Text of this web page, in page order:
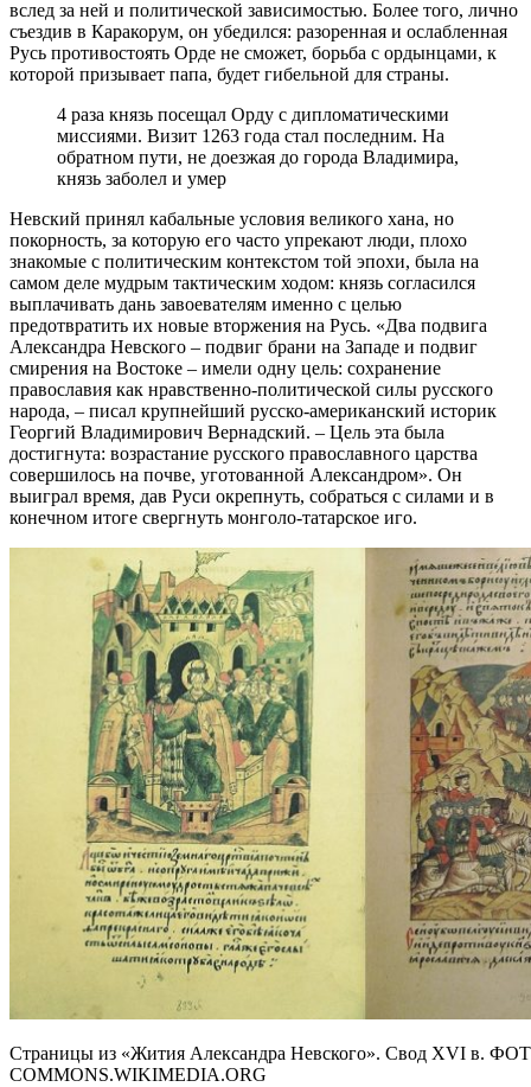
вслед за ней и политической зависимостью. Более того, лично
съездив в Каракорум, он убедился: разоренная и ослабленная
Русь противостоять Орде не сможет, борьба с ордынцами, к
которой призывает папа, будет гибельной для страны.
4 раза князь посещал Орду с дипломатическими
миссиями. Визит 1263 года стал последним. На
обратном пути, не доезжая до города Владимира,
князь заболел и умер
Невский принял кабальные условия великого хана, но
покорность, за которую его часто упрекают люди, плохо
знакомые с политическим контекстом той эпохи, была на
самом деле мудрым тактическим ходом: князь согласился
выплачивать дань завоевателям именно с целью
предотвратить их новые вторжения на Русь. «Два подвига
Александра Невского – подвиг брани на Западе и подвиг
смирения на Востоке – имели одну цель: сохранение
православия как нравственно-политической силы русского
народа, – писал крупнейший русско-американский историк
Георгий Владимирович Вернадский. – Цель эта была
достигнута: возрастание русского православного царства
совершилось на почве, уготованной Александром». Он
выиграл время, дав Руси окрепнуть, собраться с силами и в
конечном итоге свергнуть монголо-татарское иго.
Страницы из «Жития Александра Невского». Свод XVI в.
COMMONS.WIKIMEDIA.ORG